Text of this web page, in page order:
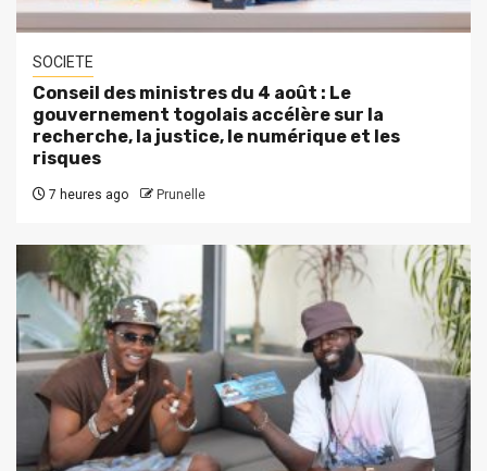
SOCIETE
Conseil des ministres du 4 août : Le
gouvernement togolais accélère sur la
recherche, la justice, le numérique et les
risques
7 heures ago Prunelle